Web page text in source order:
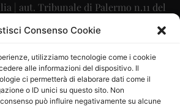
Consenso Cookie
utilizziamo tecnologie come i cookie
alle informazioni del dispositivo. Il
ci permetterà di elaborare dati come il
o ID unici su questo sito. Non
può influire negativamente su alcune
| aut. Tribunale di Palermo n.11 del
29/09/2015
Maurizio Scaglione
Maria Calabrese